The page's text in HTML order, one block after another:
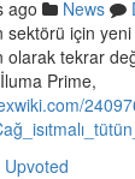
ago News
için
olarak tekrar
İluma Prime,